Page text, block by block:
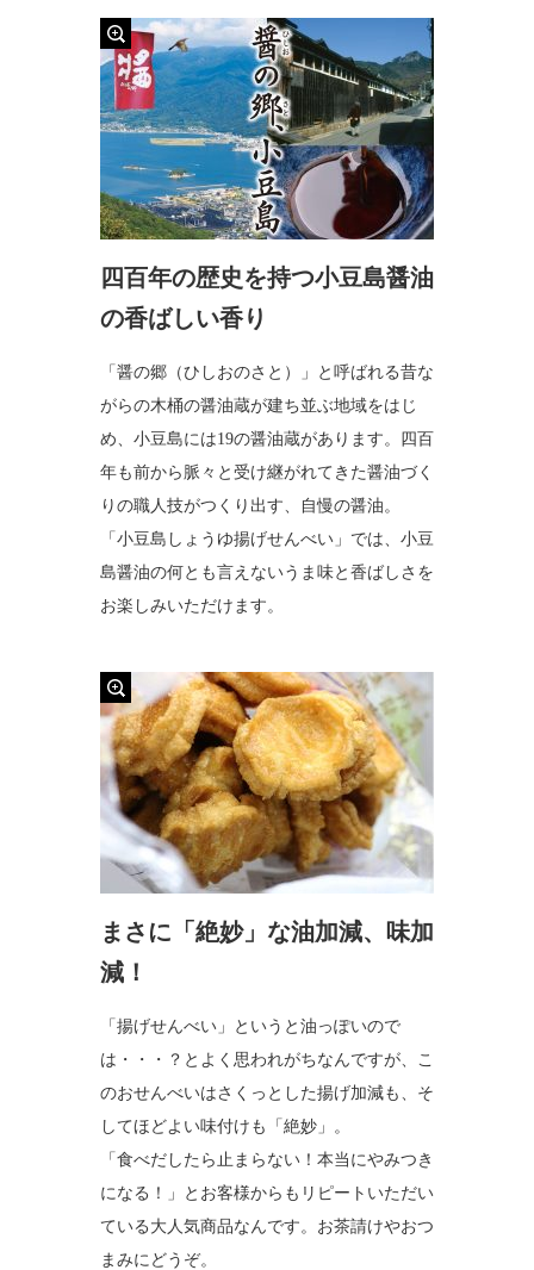
四百年の歴史を持つ小豆島醤油
の香ばしい香り
「醤の郷（ひしおのさと）」と呼ばれる昔な
がらの木桶の醤油蔵が建ち並ぶ地域をはじ
め、小豆島には19の醤油蔵があります。四百
年も前から脈々と受け継がれてきた醤油づく
りの職人技がつくり出す、自慢の醤油。
「小豆島しょうゆ揚げせんべい」では、小豆
島醤油の何とも言えないうま味と香ばしさを
お楽しみいただけます。
まさに「絶妙」な油加減、味加
減！
「揚げせんべい」というと油っぽいので
は・・・？とよく思われがちなんですが、こ
のおせんべいはさくっとした揚げ加減も、そ
してほどよい味付けも「絶妙」。
「食べだしたら止まらない！本当にやみつき
になる！」とお客様からもリピートいただい
ている大人気商品なんです。お茶請けやおつ
まみにどうぞ。